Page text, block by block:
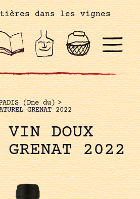
dans les vignes
(Dne du) >
GRENAT 2022
VIN DOUX
GRENAT 2022